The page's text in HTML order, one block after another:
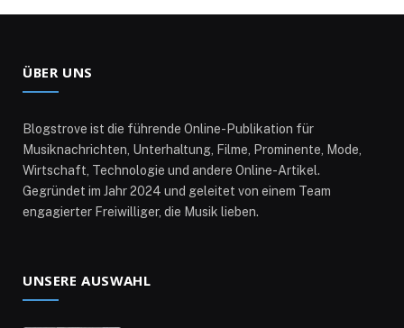
ÜBER UNS
Blogstrove ist die führende Online-Publikation für
Musiknachrichten, Unterhaltung, Filme, Prominente, Mode,
Wirtschaft, Technologie und andere Online-Artikel.
Gegründet im Jahr 2024 und geleitet von einem Team
engagierter Freiwilliger, die Musik lieben.
UNSERE AUSWAHL